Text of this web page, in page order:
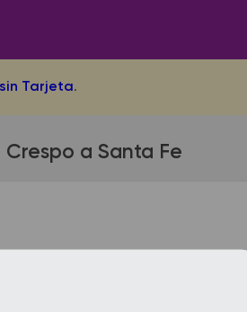
Tarjeta.
a Santa Fe
de Santa Fe se encuentra
de taxi o remis y puntos de